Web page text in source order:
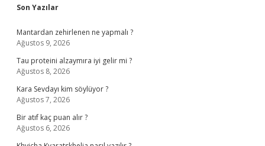
Sidebar
Son Yazılar
Mantardan zehirlenen ne yapmalı ?
Ağustos 9, 2026
Tau proteini alzaymıra iyi gelir mi ?
Ağustos 8, 2026
Kara Sevdayı kim söylüyor ?
Ağustos 7, 2026
Bir atıf kaç puan alır ?
Ağustos 6, 2026